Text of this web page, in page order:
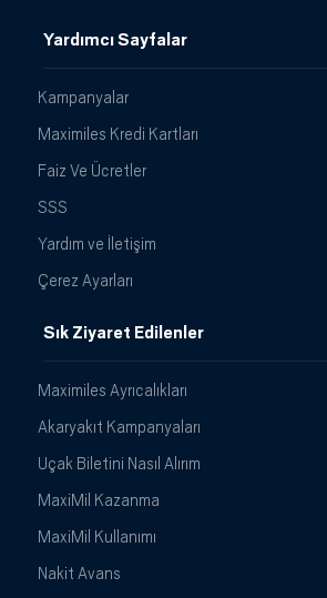
Yardımcı Sayfalar
Kampanyalar
Maximiles Kredi Kartları
Faiz Ve Ücretler
SSS
Yardım ve İletişim
Çerez Ayarları
Sık Ziyaret Edilenler
Maximiles Ayrıcalıkları
Akaryakıt Kampanyaları
Uçak Biletini Nasıl Alırım
MaxiMil Kazanma
MaxiMil Kullanımı
Nakit Avans